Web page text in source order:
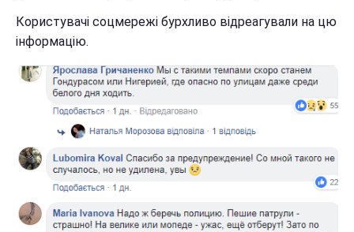
Користувачі соцмережі бурхливо відреагували на цю
інформацію.